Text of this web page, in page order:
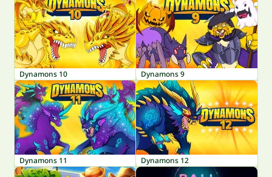
Dynamons 10 Dynamons 9
Dynamons 11 Dynamons 12